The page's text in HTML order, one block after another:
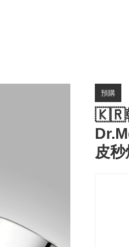
預購
🇰🇷
皮